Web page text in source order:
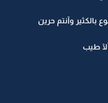
وآنتم حرين
طيب